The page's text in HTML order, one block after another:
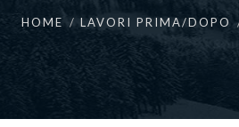
HOME LAVORI PRIMA/DOPO